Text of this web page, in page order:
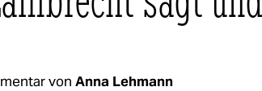
von Anna Lehmann